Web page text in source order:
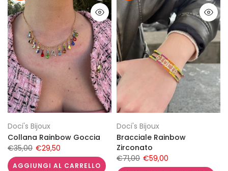
Doci's Bijoux
Collana Rainbow Goccia
€35,00 €29,50
AGGIUNGI AL CARRELLO
Doci's Bijoux
Bracciale Rainbow
Zirconato
€71,00 €59,00